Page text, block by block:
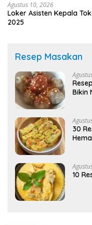
Agustus 10, 2026
Loker Asisten Kepala
2025
Resep Masakan
Bikin
30
10